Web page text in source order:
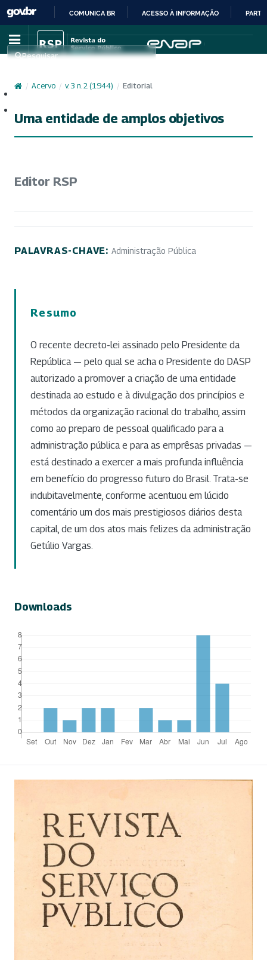
IR
PARA
CONTEÚDO
COMUNICA BR ACESSO À INFORMAÇÃO
Pesquisar
/ Acervo / v. 3 n. 2 (1944) / Editorial
Uma entidade de amplos objetivos
Editor RSP
PALAVRAS-CHAVE: Administração Pública
Resumo
O recente decreto-lei assinado pelo Presidente da
República — pelo qual se acha o Presidente do DASP
autorizado a promover a criação de uma entidade
destinada ao estudo e à divulgação dos princípios e
métodos da organização racional do trabalho, assim
como ao preparo de pessoal qualificado para a
administração pública e para as emprêsas privadas —
está destinado a exercer a mais profunda influência
em benefício do progresso futuro do Brasil. Trata-se
indubitavelmente, conforme acentuou em lúcido
comentário um dos mais prestigiosos diários desta
capital, de um dos atos mais felizes da administração
Getúlio Vargas.
Downloads